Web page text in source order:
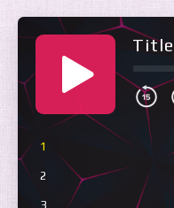
Title
1
2
3